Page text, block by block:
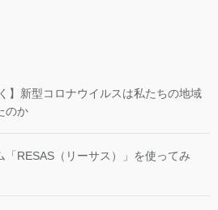
】新型コロナウイルスは私たちの地域
のか
「RESAS（リーサス）」を使ってみ